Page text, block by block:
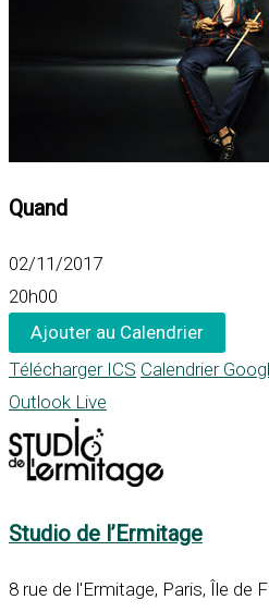
Quand
02/11/2017
20h00
Ajouter au Calendrier
Télécharger ICS Calendrier
Outlook Live
Studio de l’Ermitage
8 rue de l'Ermitage, Paris, Île de